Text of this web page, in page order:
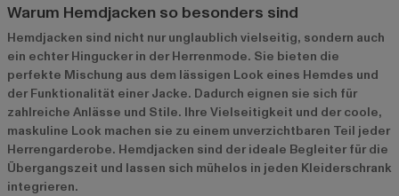
Warum Hemdjacken so besonders sind
Hemdjacken sind nicht nur unglaublich vielseitig, sondern auch
ein echter Hingucker in der Herrenmode. Sie bieten die
perfekte Mischung aus dem lässigen Look eines Hemdes und
der Funktionalität einer Jacke. Dadurch eignen sie sich für
zahlreiche Anlässe und Stile. Ihre Vielseitigkeit und der coole,
maskuline Look machen sie zu einem unverzichtbaren Teil jeder
Herrengarderobe. Hemdjacken sind der ideale Begleiter für die
Übergangszeit und lassen sich mühelos in jeden Kleiderschrank
integrieren.